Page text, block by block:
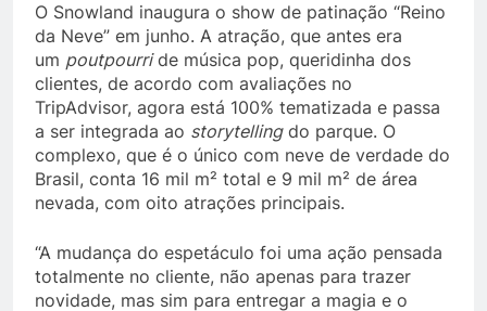
O Snowland inaugura o show de patinação “Reino
da Neve” em junho. A atração, que antes era
um poutpourride música pop, queridinha dos
clientes, de acordo com avaliações no
TripAdvisor, agora está 100% tematizada e passa
a ser integrada ao storytellingdo parque. O
complexo, que é o único com neve de verdade do
Brasil, conta 16 mil m² total e 9 mil m² de área
nevada, com oito atrações principais.
“A mudança do espetáculo foi uma ação pensada
totalmente no cliente, não apenas para trazer
novidade, mas sim para entregar a magia e o